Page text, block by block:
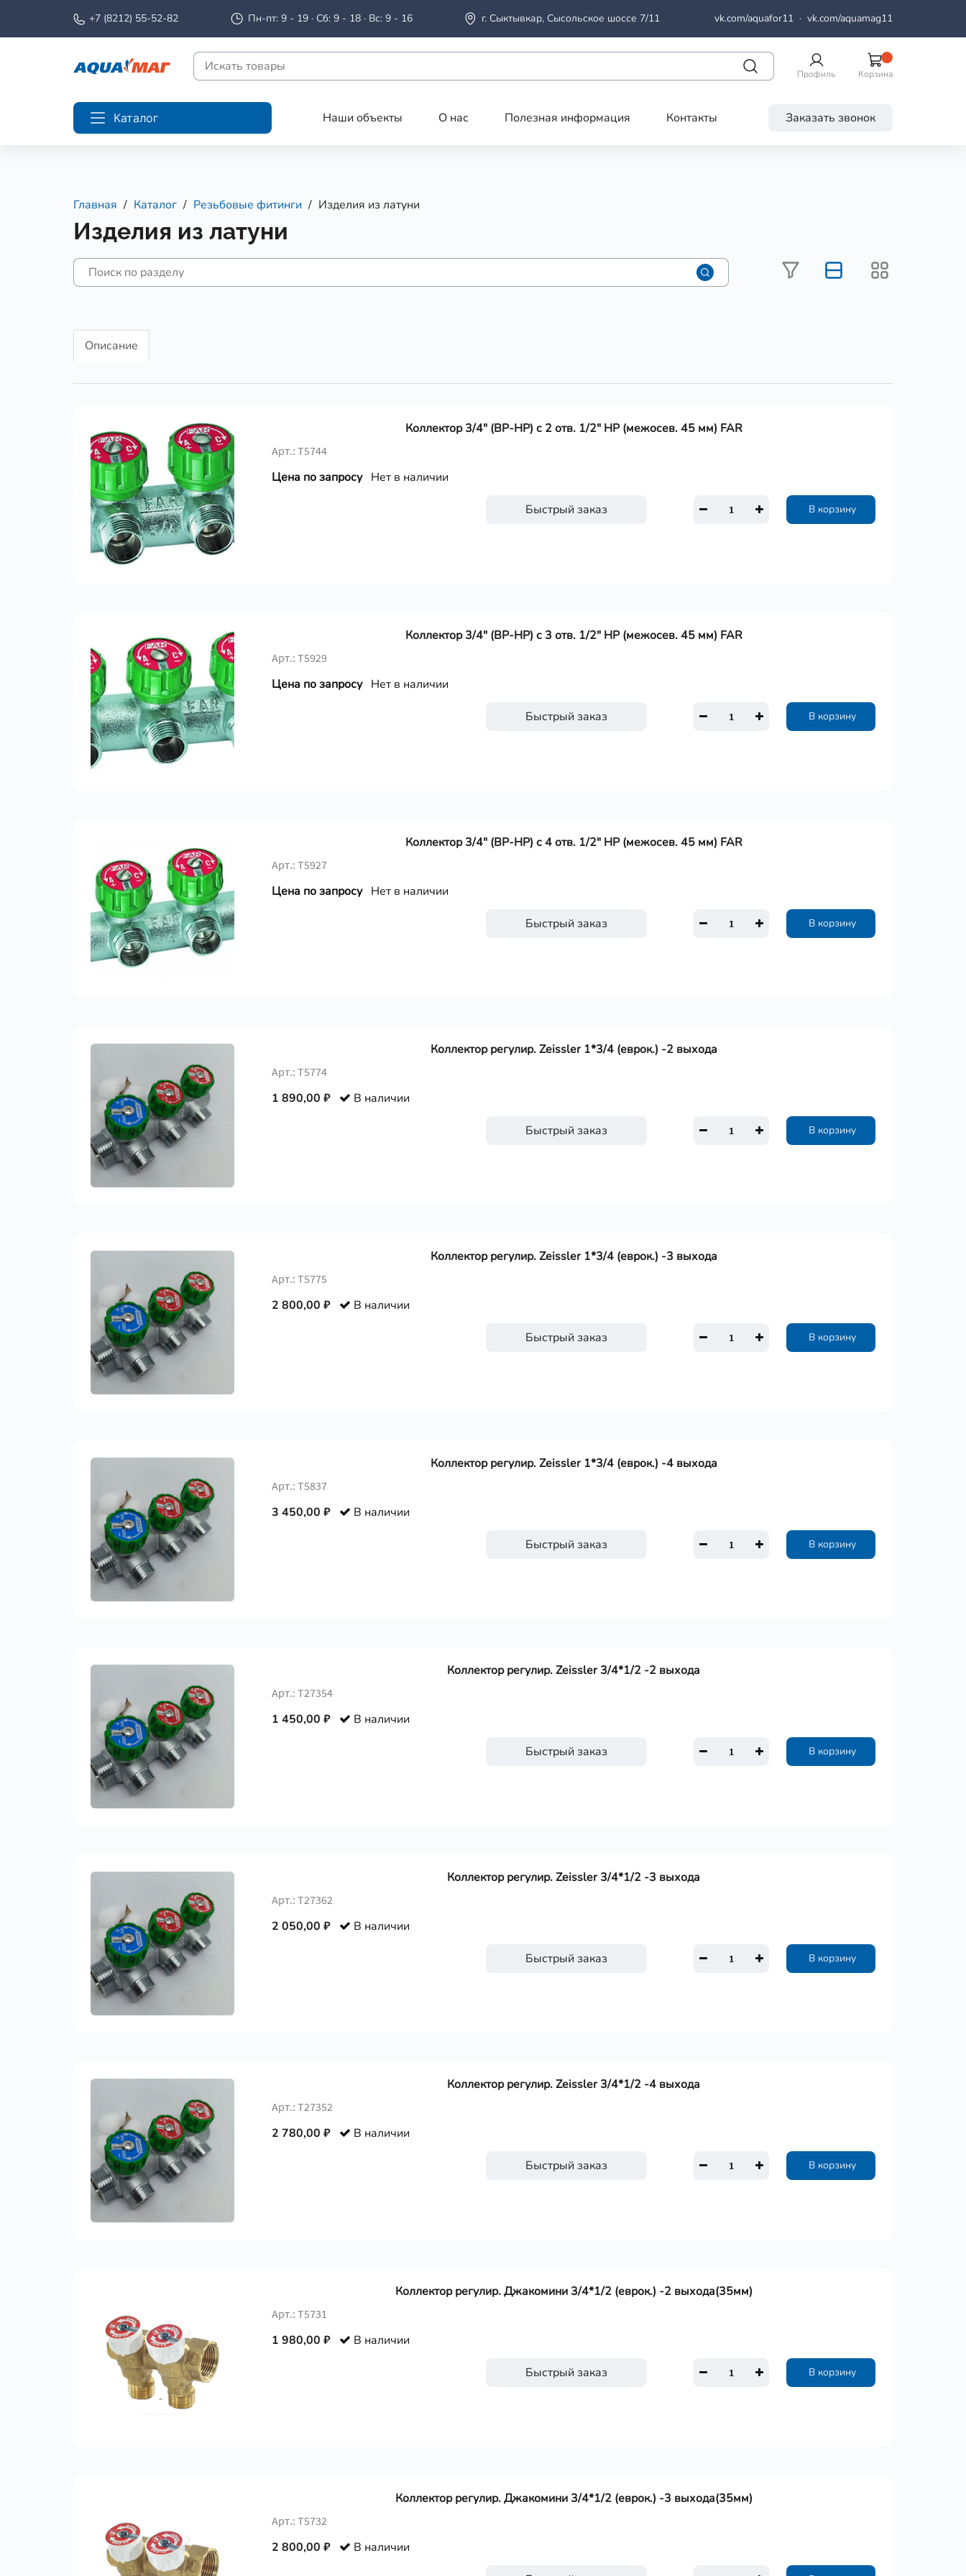
+7 (8212) 55-52-82 Пн-пт: 9 - 19 · Сб: 9 - 18 · Вс: 9 - 16 г. Сыктывкар, Сысольское шоссе 7/11 vk.com/aquafor11· vk.com/aquamag11
Профиль Корзина
Каталог Наши объекты О нас Полезная информация Контакты Заказать звонок
Главная Каталог Резьбовые фитинги Изделия из латуни
Изделия из латуни
Описание
Коллектор 3/4" (ВР-НР) с 2 отв. 1/2" НР (межосев. 45 мм) FAR
Арт.: Т5744
Быстрый заказ В корзину
Цена по запросу Нет в наличии
Коллектор 3/4" (ВР-НР) с 3 отв. 1/2" НР (межосев. 45 мм) FAR
Арт.: Т5929
Быстрый заказ В корзину
Цена по запросу Нет в наличии
Коллектор 3/4" (ВР-НР) с 4 отв. 1/2" НР (межосев. 45 мм) FAR
Арт.: Т5927
Быстрый заказ В корзину
Цена по запросу Нет в наличии
Коллектор регулир. Zeissler 1*3/4 (еврок.) -2 выхода
Арт.: Т5774
Быстрый заказ В корзину
1 890,00 ₽ В наличии
Коллектор регулир. Zeissler 1*3/4 (еврок.) -3 выхода
Арт.: Т5775
Быстрый заказ В корзину
2 800,00 ₽ В наличии
Коллектор регулир. Zeissler 1*3/4 (еврок.) -4 выхода
Арт.: Т5837
Быстрый заказ В корзину
3 450,00 ₽ В наличии
Коллектор регулир. Zeissler 3/4*1/2 -2 выхода
Арт.: Т27354
Быстрый заказ В корзину
1 450,00 ₽ В наличии
Коллектор регулир. Zeissler 3/4*1/2 -3 выхода
Арт.: Т27362
Быстрый заказ В корзину
2 050,00 ₽ В наличии
Коллектор регулир. Zeissler 3/4*1/2 -4 выхода
Арт.: Т27352
Быстрый заказ В корзину
2 780,00 ₽ В наличии
Коллектор регулир. Джакомини 3/4*1/2 (еврок.) -2 выхода(35мм)
Арт.: Т5731
Быстрый заказ В корзину
1 980,00 ₽ В наличии
Коллектор регулир. Джакомини 3/4*1/2 (еврок.) -3 выхода(35мм)
Арт.: Т5732
2 800,00 ₽ В наличии